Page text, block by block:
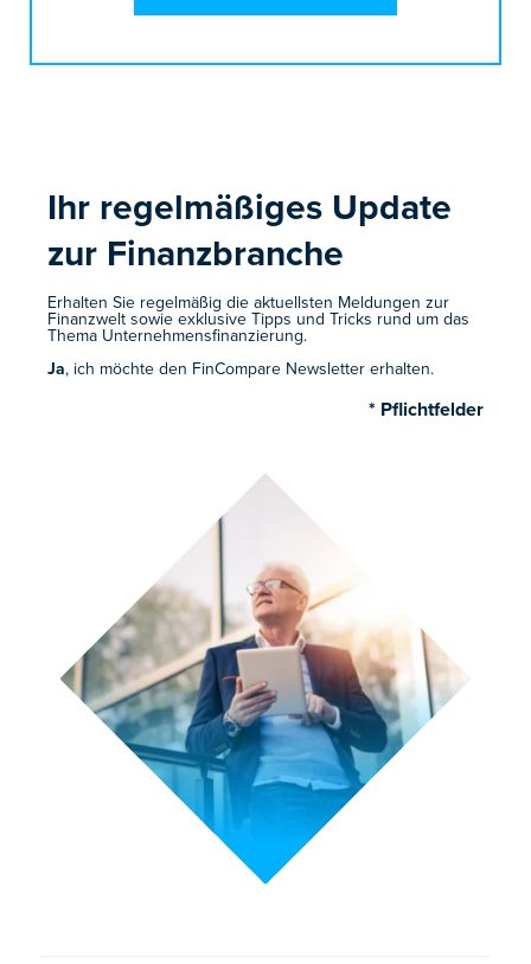
Ihr regelmäßiges Update
zur Finanzbranche ​
Erhalten Sie regelmäßig die aktuellsten Meldungen zur
Finanzwelt sowie exklusive Tipps und Tricks rund um das
Thema Unternehmensfinanzierung.
Ja, ich möchte den FinCompare Newsletter erhalten.
* Pflichtfelder